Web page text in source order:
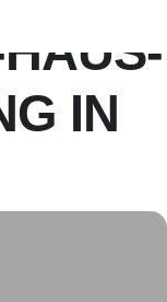
V
IN D